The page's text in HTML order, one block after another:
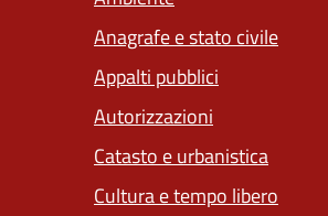
Anagrafe e stato civile
Appalti pubblici
Autorizzazioni
Catasto e urbanistica
Cultura e tempo libero